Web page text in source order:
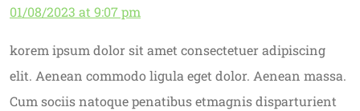
01/08/2023 at 9:07 pm
korem ipsum dolor sit amet consectetuer adipiscing
elit. Aenean commodo ligula eget dolor. Aenean massa.
Cum sociis natoque penatibus etmagnis disparturient